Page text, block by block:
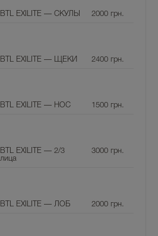
BTL EXILITE — СКУЛЫ 2000 грн.
BTL EXILITE — ЩЕКИ 2400 грн.
BTL EXILITE — НОС 1500 грн.
BTL EXILITE — 2/3
лица
3000 грн.
BTL EXILITE — ЛОБ 2000 грн.